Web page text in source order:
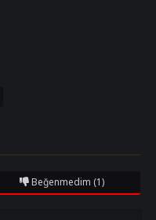
Beğenmedim (1)